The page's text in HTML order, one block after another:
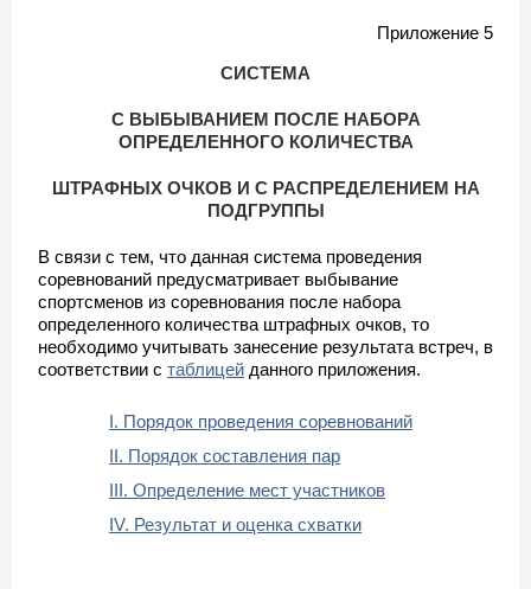
Приложение 5
СИСТЕМА
С ВЫБЫВАНИЕМ ПОСЛЕ НАБОРА
ОПРЕДЕЛЕННОГО КОЛИЧЕСТВА
ШТРАФНЫХ ОЧКОВ И С РАСПРЕДЕЛЕНИЕМ НА
ПОДГРУППЫ
В связи с тем, что данная система проведения
соревнований предусматривает выбывание
спортсменов из соревнования после набора
определенного количества штрафных очков, то
необходимо учитывать занесение результата встреч, в
соответствии с таблицей данного приложения.
I. Порядок проведения соревнований
II. Порядок составления пар
III. Определение мест участников
IV. Результат и оценка схватки